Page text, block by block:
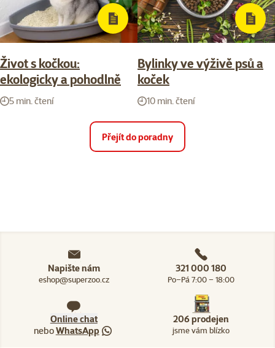
Život s kočkou:
ekologicky a pohodlně
5 min. čtení
Bylinky ve výživě psů a
koček
10 min. čtení
Přejít do poradny
Napište nám
eshop@superzoo.cz
321 000 180
Po–Pá 7:00 – 18:00
Online chat
neboWhatsApp
206 prodejen
jsme vám blízko